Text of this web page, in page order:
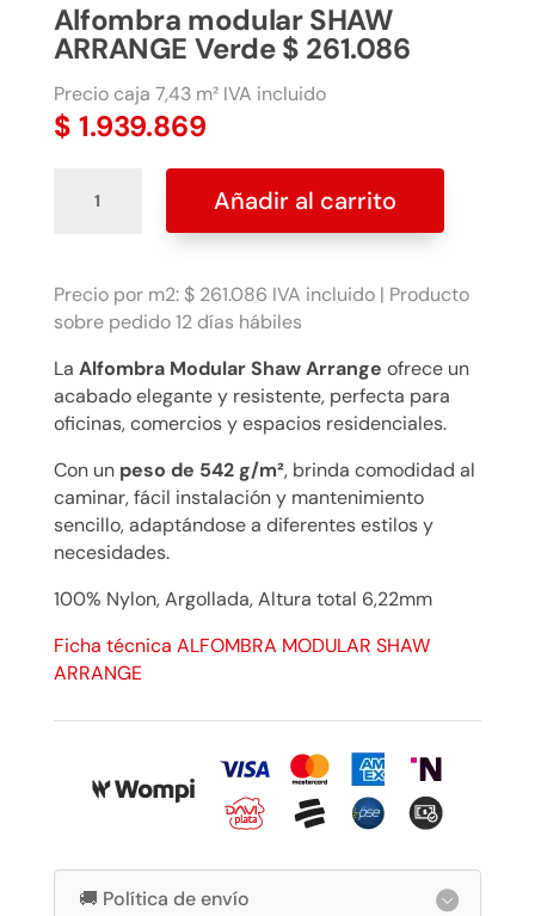
Alfombra modular SHAW
ARRANGE Verde $ 261.086
Precio caja 7,43 m² IVA incluido
$ 1.939.869
modular
Verde
$
cantidad
Añadir al carrito
Precio por m2: $ 261.086 IVA incluido | Producto
sobre pedido 12 días hábiles
La Alfombra Modular Shaw Arrange ofrece un
acabado elegante y resistente, perfecta para
oficinas, comercios y espacios residenciales.
Con un peso de 542 g/m², brinda comodidad al
caminar, fácil instalación y mantenimiento
sencillo, adaptándose a diferentes estilos y
necesidades.
100% Nylon, Argollada, Altura total 6,22mm
Ficha técnica ALFOMBRA MODULAR SHAW
ARRANGE
🚚 Política de envío